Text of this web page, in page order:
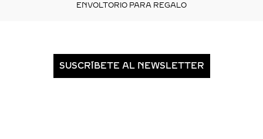
ENVOLTORIO PARA REGALO
SUSCRÍBETE AL NEWSLETTER